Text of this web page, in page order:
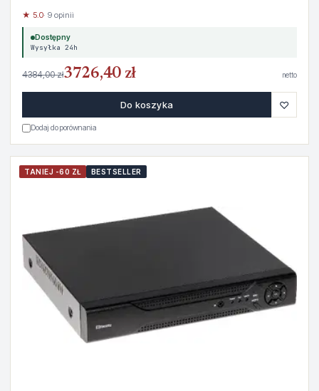
★ 5.0· 9 opinii
Dostępny
Wysyłka 24h
4384,00 zł3726,40 zł netto
Do koszyka ♡
Dodaj do porównania
TANIEJ -60 ZŁ BESTSELLER